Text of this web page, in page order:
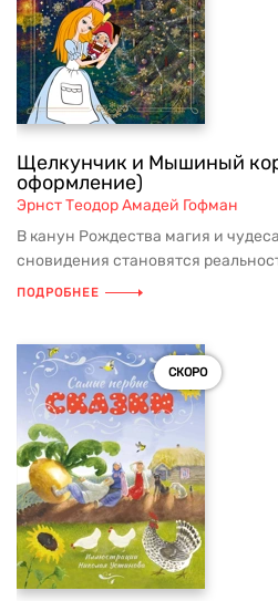
Щелкунчик и Мышиный
оформление)
Эрнст Теодор Амадей Гофман
В канун Рождества магия и
сновидения становятся
ПОДРОБНЕЕ
СКОРО